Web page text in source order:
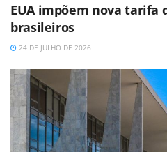
EUA impõem nova tarifa
brasileiros
24 DE JULHO DE 2026